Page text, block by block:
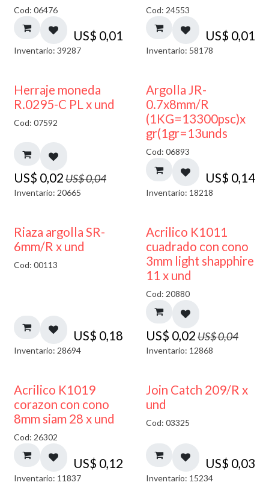
Cod: 06476
US$ 0,01
Inventario: 39287
Cod: 24553
US$ 0,01
Inventario: 58178
50% DESCUENTO
Herraje moneda
R.0295-C PL x und
Cod: 07592
US$ 0,02US$0,04
Inventario: 20665
Argolla JR-
0.7x8mm/R
(1KG=13300psc)x
gr(1gr=13unds
Cod: 06893
US$ 0,14
Inventario: 18218
Riaza argolla SR-
6mm/R x und
Cod: 00113
US$ 0,18
Inventario: 28694
50% DESCUENTO
Acrilico K1011
cuadrado con cono
3mm light shapphire
11 x und
Cod: 20880
US$ 0,02US$0,04
Inventario: 12868
Acrilico K1019
corazon con cono
8mm siam 28 x und
Cod: 26302
US$ 0,12
Inventario: 11837
Join Catch 209/R x
und
Cod: 03325
US$ 0,03
Inventario: 15234